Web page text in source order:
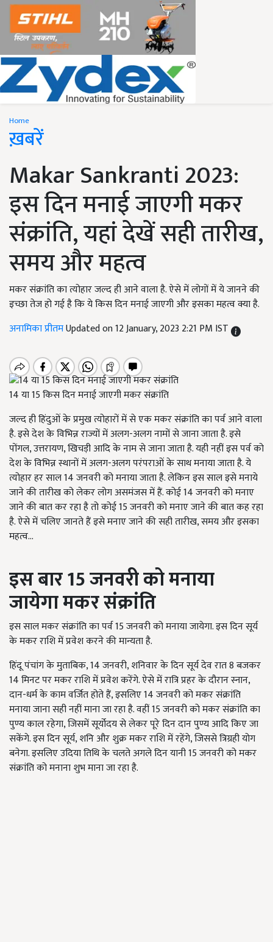
Home
ख़बरें
Makar Sankranti 2023:
इस दिन मनाई जाएगी मकर
संक्रांति, यहां देखें सही तारीख,
समय और महत्व
मकर संक्रांति का त्योहार जल्द ही आने वाला है. ऐसे में लोगों में ये जानने की
इच्छा तेज हो गई है कि ये किस दिन मनाई जाएगी और इसका महत्व क्या है.
अनामिका प्रीतमUpdated on 12 January, 2023 2:21 PM IST
14 या 15 किस दिन मनाई जाएगी मकर संक्रांति
जल्द ही हिंदुओं के प्रमुख त्योहारों में से एक मकर संक्रांति का पर्व आने वाला
है. इसे देश के विभिन्न राज्यों में अलग-अलग नामों से जाना जाता है. इसे
पोंगल, उत्तरायण, खिचड़ी आदि के नाम से जाना जाता है. यही नहीं इस पर्व को
देश के विभिन्न स्थानों में अलग-अलग परंपराओं के साथ मनाया जाता है. ये
त्योहार हर साल 14 जनवरी को मनाया जाता है. लेकिन इस साल इसे मनाये
जाने की तारीख को लेकर लोग असमंजस में हैं. कोई 14 जनवरी को मनाए
जाने की बात कर रहा है तो कोई 15 जनवरी को मनाए जाने की बात कह रहा
है. ऐसे में चलिए जानते हैं इसे मनाए जाने की सही तारीख, समय और इसका
महत्व...
इस बार 15 जनवरी को मनाया
जायेगा मकर संक्रांति
इस साल मकर संक्रांति का पर्व 15 जनवरी को मनाया जायेगा. इस दिन सूर्य
के मकर राशि में प्रवेश करने की मान्यता है.
हिंदू पंचांग के मुताबिक, 14 जनवरी, शनिवार के दिन सूर्य देव रात 8 बजकर
14 मिनट पर मकर राशि में प्रवेश करेंगे. ऐसे में रात्रि प्रहर के दौरान स्नान,
दान-धर्म के काम वर्जित होते हैं, इसलिए 14 जनवरी को मकर संक्रांति
मनाया जाना सही नहीं माना जा रहा है. वहीं 15 जनवरी को मकर संक्रांति का
पुण्य काल रहेगा, जिसमें सूर्योदय से लेकर पूरे दिन दान पुण्य आदि किए जा
सकेंगे. इस दिन सूर्य, शनि और शुक्र मकर राशि में रहेंगे, जिससे त्रिग्रही योग
बनेगा. इसलिए उदिया तिथि के चलते अगले दिन यानी 15 जनवरी को मकर
संक्रांति को मनाना शुभ माना जा रहा है.